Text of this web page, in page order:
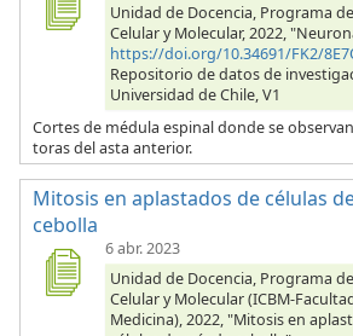
Unidad de Docencia, Programa
Celular y Molecular, 2022,
https://doi.org/10.34691/FK2/
Repositorio de datos de
Universidad de Chile, V1
Cortes de médula espinal donde se
toras del asta anterior.
Mitosis en aplastados de células
cebolla
6 abr. 2023
Unidad de Docencia, Programa
Celular y Molecular (ICBM-
Medicina), 2022, "Mitosis en